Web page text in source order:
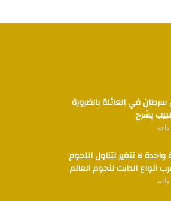
في العائلة بالضرورة
يشرح
واحد
لا تتغير لتناول اللحوم
انواع الدايت لنجوم العالم
واحد